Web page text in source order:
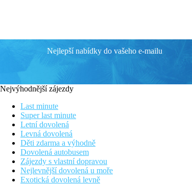
Nejlepší nabídky do vašeho e-mailu
Nejvýhodnější zájezdy
Last minute
Super last minute
Letní dovolená
Levná dovolená
Děti zdarma a výhodně
Dovolená autobusem
Zájezdy s vlastní dopravou
Nejlevnější dovolená u moře
Exotická dovolená levně